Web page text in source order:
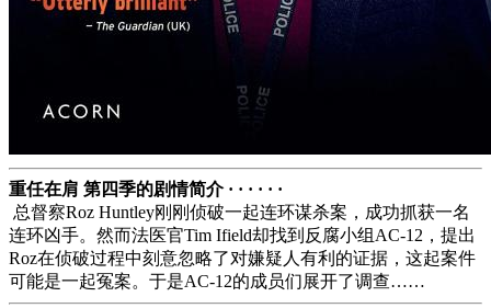
重任在肩 第四季的剧情简介 · · · · · ·
总督察Roz Huntley刚刚侦破一起连环谋杀案，成功抓获一名
连环凶手。然而法医官Tim Ifield却找到反腐小组AC-12，提出
Roz在侦破过程中刻意忽略了对嫌疑人有利的证据，这起案件
可能是一起冤案。于是AC-12的成员们展开了调查……